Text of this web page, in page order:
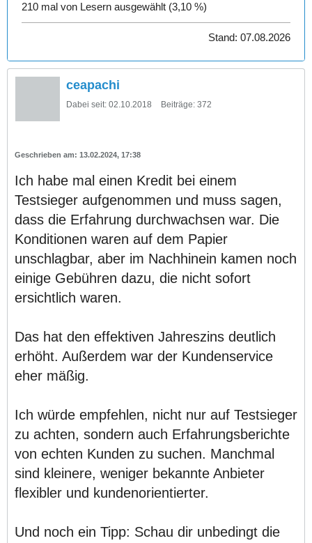
210 mal von Lesern ausgewählt (3,10 %)
Stand: 07.08.2026
ceapachi
Dabei seit: 02.10.2018 Beiträge: 372
13.02.2024, 17:38
Ich habe mal einen Kredit bei einem
Testsieger aufgenommen und muss sagen,
dass die Erfahrung durchwachsen war. Die
Konditionen waren auf dem Papier
unschlagbar, aber im Nachhinein kamen noch
einige Gebühren dazu, die nicht sofort
ersichtlich waren.
Das hat den effektiven Jahreszins deutlich
erhöht. Außerdem war der Kundenservice
eher mäßig.
Ich würde empfehlen, nicht nur auf Testsieger
zu achten, sondern auch Erfahrungsberichte
von echten Kunden zu suchen. Manchmal
sind kleinere, weniger bekannte Anbieter
flexibler und kundenorientierter.
Und noch ein Tipp: Schau dir unbedingt die